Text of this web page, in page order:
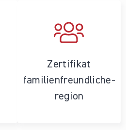
Zertifikat
familienfreundliche­
region